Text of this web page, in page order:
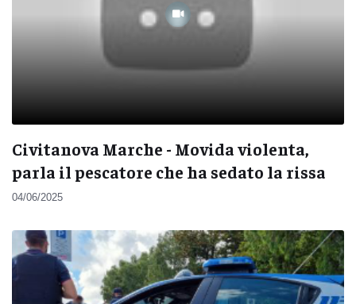
Civitanova Marche - Movida violenta,
parla il pescatore che ha sedato la rissa
04/06/2025